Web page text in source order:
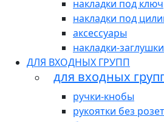
накладки под ключ
накладки под
аксессуары
накладки-заглушки
ДЛЯ ВХОДНЫХ ГРУПП
для входных
ручки-кнобы
рукоятки без